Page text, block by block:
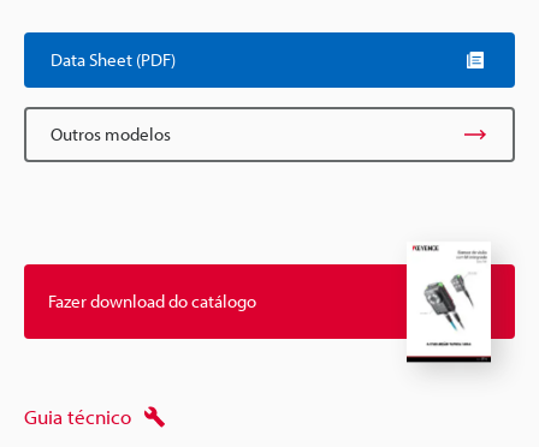
Data Sheet (PDF)
Outros modelos
Fazer download do catálogo
Guia técnico